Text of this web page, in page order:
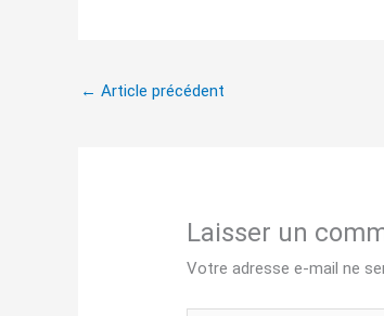
← Article précédent
Laisser un
Votre adresse e-mail ne